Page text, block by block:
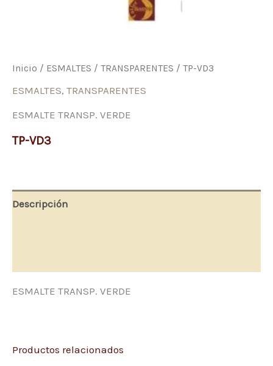
Inicio / ESMALTES / TRANSPARENTES / TP-VD3
ESMALTES, TRANSPARENTES
ESMALTE TRANSP. VERDE
TP-VD3
Descripción
ESMALTE TRANSP. VERDE
Productos relacionados